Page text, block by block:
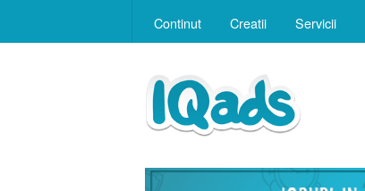
Continut Creatii Servicii